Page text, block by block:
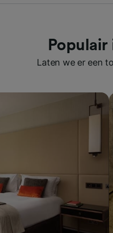
Populair
Laten we er een